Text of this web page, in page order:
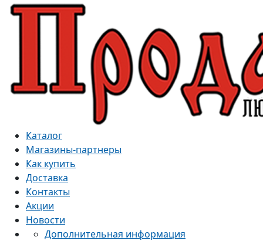
Каталог
Магазины-партнеры
Как купить
Доставка
Контакты
Акции
Новости
Дополнительная информация